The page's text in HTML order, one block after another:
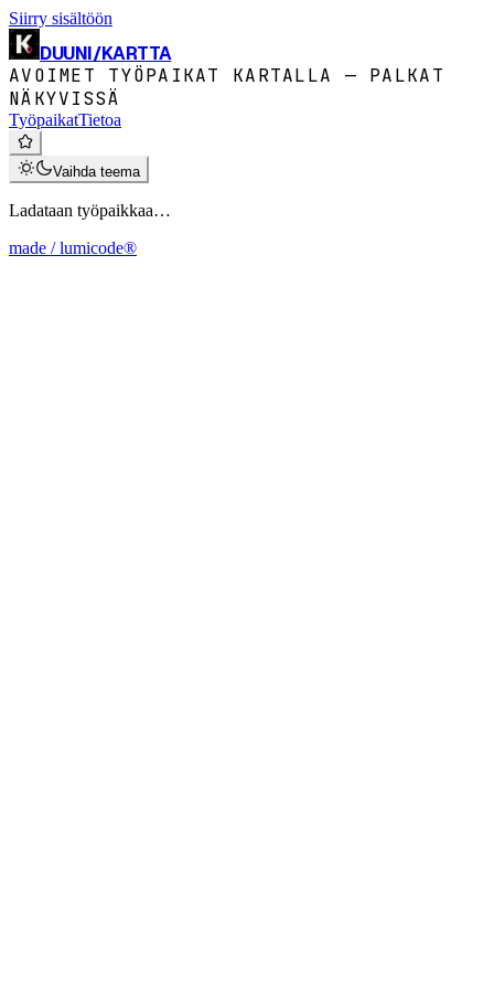
Siirry sisältöön
DUUNI/KARTTA
AVOIMET TYÖPAIKAT KARTALLA — PALKAT
NÄKYVISSÄ
TyöpaikatTietoa
Vaihda teema
Ladataan työpaikkaa…
made / lumicode®